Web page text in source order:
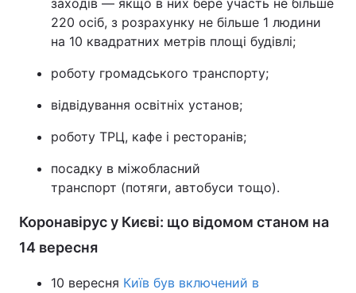
заходів — якщо в них бере участь не більше
220 осіб, з розрахунку не більше 1 людини
на 10 квадратних метрів площі будівлі;
роботу громадського транспорту;
відвідування освітніх установ;
роботу ТРЦ, кафе і ресторанів;
посадку в міжобласний
транспорт (потяги, автобуси тощо).
Коронавірус у Києві: що відомом станом на
14 вересня
10 вересня Київ був включений в